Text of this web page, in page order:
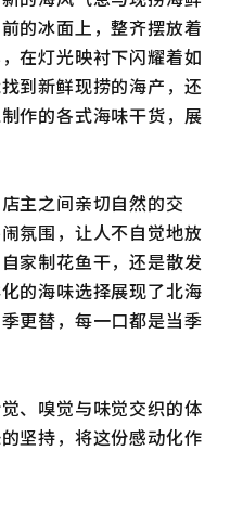
的冰面上，整齐摆放着
在灯光映衬下闪耀着如
到新鲜现捞的海产，还
作的各式海味干货，展
主之间亲切自然的交
氛围，让人不自觉地放
家制花鱼干，还是散发
的海味选择展现了北海
更替，每一口都是当季
、嗅觉与味觉交织的体
坚持，将这份感动化作